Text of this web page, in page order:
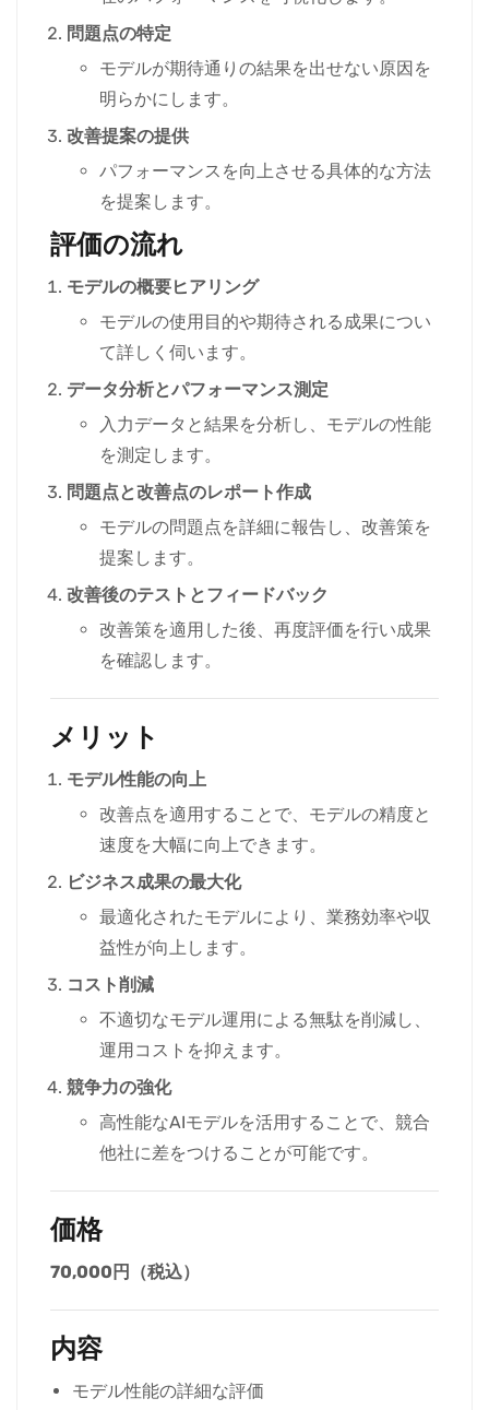
問題点の特定
モデルが期待通りの結果を出せない原因を
明らかにします。
改善提案の提供
パフォーマンスを向上させる具体的な方法
を提案します。
評価の流れ
モデルの概要ヒアリング
モデルの使用目的や期待される成果につい
て詳しく伺います。
データ分析とパフォーマンス測定
入力データと結果を分析し、モデルの性能
を測定します。
問題点と改善点のレポート作成
モデルの問題点を詳細に報告し、改善策を
提案します。
改善後のテストとフィードバック
改善策を適用した後、再度評価を行い成果
を確認します。
メリット
モデル性能の向上
改善点を適用することで、モデルの精度と
速度を大幅に向上できます。
ビジネス成果の最大化
最適化されたモデルにより、業務効率や収
益性が向上します。
コスト削減
不適切なモデル運用による無駄を削減し、
運用コストを抑えます。
競争力の強化
高性能なAIモデルを活用することで、競合
他社に差をつけることが可能です。
価格
70,000円（税込）
内容
モデル性能の詳細な評価